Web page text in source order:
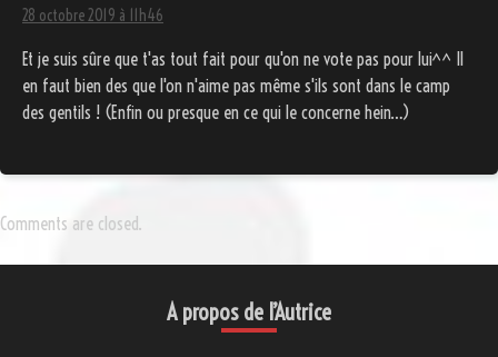
28 octobre 2019 à 11h46
Et je suis sûre que t'as tout fait pour qu'on ne vote pas pour lui^^ Il
en faut bien des que l'on n'aime pas même s'ils sont dans le camp
des gentils ! (Enfin ou presque en ce qui le concerne hein…)
Comments are closed.
A propos de l’Autrice